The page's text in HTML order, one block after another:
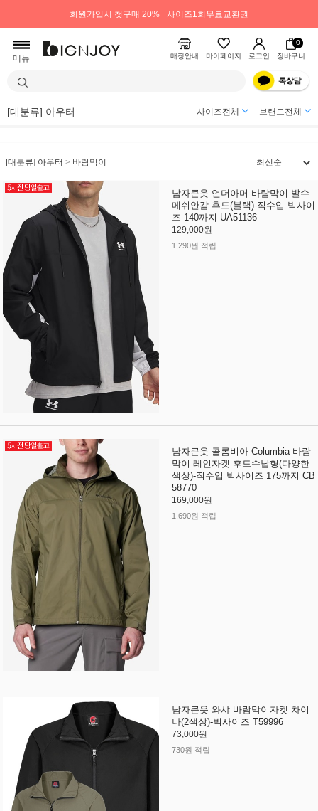
회원가입시 첫구매 20% 사이즈1회무료교환권
메뉴 매장안내 마이페이지 로그인
0
장바구니
[대분류] 아우터 사이즈전체 브랜드전체
[대분류] 아우터 > 바람막이
남자큰옷 언더아머 바람막이 발수
메쉬안감 후드(블랙)-직수입 빅사이
즈 140까지 UA51136
129,000원
1,290원 적립
남자큰옷 콜롬비아 Columbia 바람
막이 레인자켓 후드수납형(다양한
색상)-직수입 빅사이즈 175까지 CB
58770
169,000원
1,690원 적립
남자큰옷 와샤 바람막이자켓 차이
나(2색상)-빅사이즈 T59996
73,000원
730원 적립